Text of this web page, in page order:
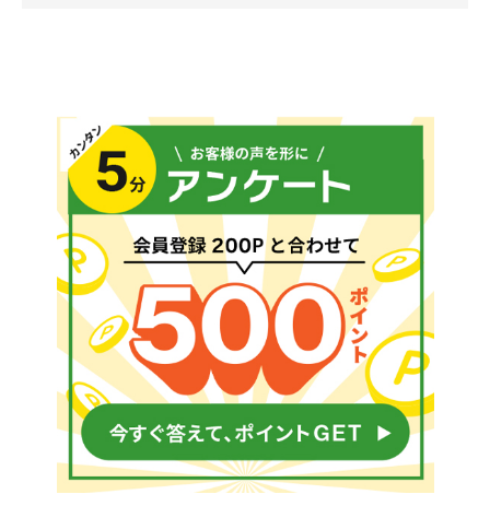
補修部品
レンタル
ブログ
利用ガイド FAQ